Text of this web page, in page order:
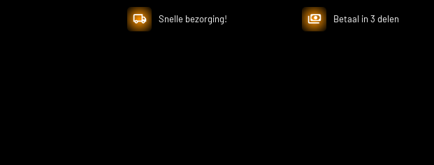
Snelle bezorging! Betaal in 3 delen